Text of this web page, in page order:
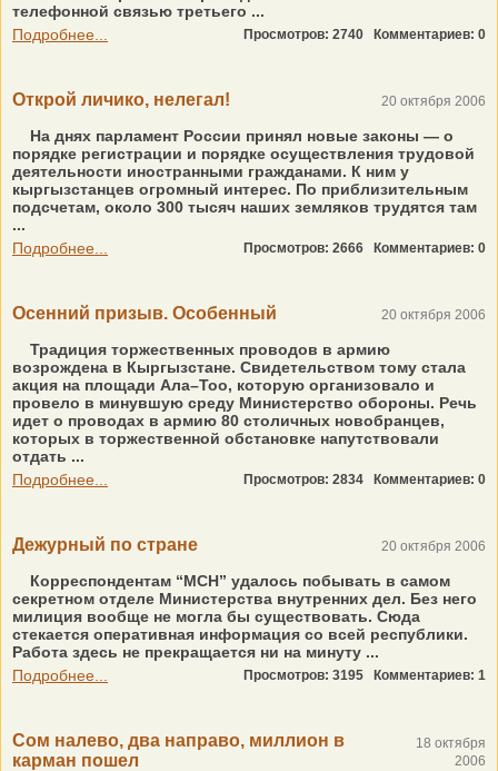
телефонной связью третьего ...
Подробнее...
Просмотров: 2740 Комментариев: 0
Открой личико, нелегал! 20 октября 2006
На днях парламент России принял новые законы — о
порядке регистрации и порядке осуществления трудовой
деятельности иностранными гражданами. К ним у
кыргызстанцев огромный интерес. По приблизительным
подсчетам, около 300 тысяч наших земляков трудятся там
...
Подробнее...
Просмотров: 2666 Комментариев: 0
Осенний призыв. Особенный 20 октября 2006
Традиция торжественных проводов в армию
возрождена в Кыргызстане. Свидетельством тому стала
акция на площади Ала–Тоо, которую организовало и
провело в минувшую среду Министерство обороны. Речь
идет о проводах в армию 80 столичных новобранцев,
которых в торжественной обстановке напутствовали
отдать ...
Подробнее...
Просмотров: 2834 Комментариев: 0
Дежурный по стране 20 октября 2006
Корреспондентам “МСН” удалось побывать в самом
секретном отделе Министерства внутренних дел. Без него
милиция вообще не могла бы существовать. Сюда
стекается оперативная информация со всей республики.
Работа здесь не прекращается ни на минуту ...
Подробнее...
Просмотров: 3195 Комментариев: 1
Сом налево, два направо, миллион в
карман пошел
18 октября
2006